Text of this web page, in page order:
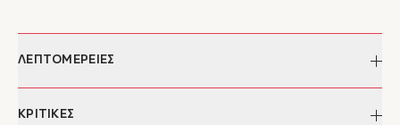
ΛΕΠΤΟΜΕΡΕΙΕΣ
Συγγραφέας:
ΚΡΙΤΙΚΕΣ